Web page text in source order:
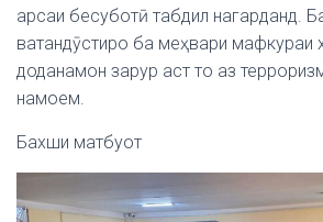
арсаи бесуботӣ табдил нагарданд.
ватандӯстиро ба меҳвари мафкураи
доданамон зарур аст то аз
намоем.
Бахши матбуот